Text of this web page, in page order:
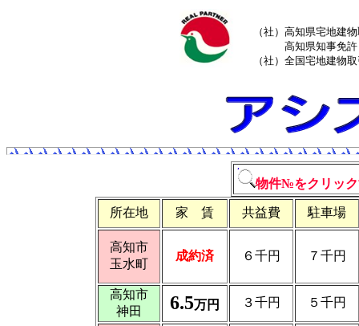
（社）高知県宅地建
高知県知事免許（
（社）全国宅地建物
物件№をクリック
所在地 家 賃 共益費 駐車場
高知市
玉水町
成約済 ６千円 ７千円
高知市
神田
6.5万円 ３千円 ５千円